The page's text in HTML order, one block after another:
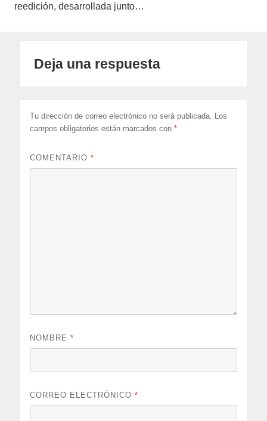
reedición, desarrollada junto…
Deja una respuesta
Tu dirección de correo electrónico no será publicada. Los
campos obligatorios están marcados con*
COMENTARIO*
NOMBRE*
CORREO ELECTRÓNICO*